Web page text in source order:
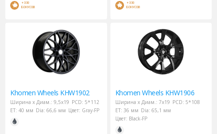
+330
БОНУСОВ
+330
БОНУСОВ
Khomen Wheels KHW1902
Ширина х Диам.: 9,5x19 PCD: 5*112
ET: 40 мм Dia: 66,6 мм Цвет: Gray-FP
Khomen Wheels KHW1906
Ширина х Диам.: 7x19 PCD: 5*108
ET: 36 мм Dia: 65,1 мм
Цвет: Black-FP